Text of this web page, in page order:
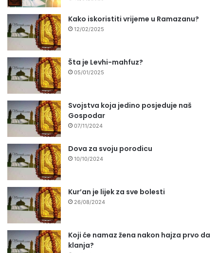
Kako iskoristiti vrijeme u Ramazanu?
12/02/2025
Šta je Levhi-mahfuz?
05/01/2025
Svojstva koja jedino posjeduje naš
Gospodar
07/11/2024
Dova za svoju porodicu
10/10/2024
Kur’an je lijek za sve bolesti
26/08/2024
Koji će namaz žena nakon hajza prvo da
klanja?